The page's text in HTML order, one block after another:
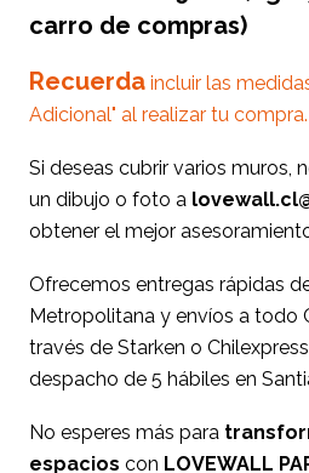
carro de compras)
Recuerda incluir las
Adicional" al realizar tu compra.
Si deseas cubrir varios muros,
un dibujo o foto a
obtener el mejor
Ofrecemos entregas rápidas
Metropolitana y envíos a todo
través de Starken o
despacho de 5 hábiles en
No esperes más para
espacios con LOVEWALL